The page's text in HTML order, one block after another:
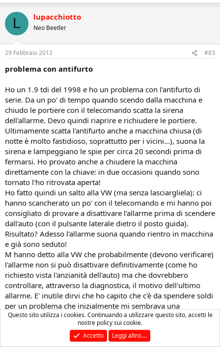
L lupacchiotto
Neo Beetler
29 Febbraio 2012 #83
problema con antifurto
Ho un 1.9 tdi del 1998 e ho un problema con l'antifurto di
serie. Da un po' di tempo quando scendo dalla macchina e
chiudo le portiere con il telecomando scatta la sirena
dell'allarme. Devo quindi riaprire e richiudere le portiere.
Ultimamente scatta l'antifurto anche a macchina chiusa (di
notte è molto fastidioso, soprattutto per i vicini...), suona la
sirena e lampeggiano le spie per circa 20 secondi prima di
fermarsi. Ho provato anche a chiudere la macchina
direttamente con la chiave: in due occasioni quando sono
tornato l'ho ritrovata aperta!
Ho fatto quindi un salto alla VW (ma senza lasciargliela): ci
hanno scancherato un po' con il telecomando e mi hanno poi
consigliato di provare a disattivare l'allarme prima di scendere
dall'auto (con il pulsante laterale dietro il posto guida).
Risultato? Adesso l'allarme suona quando rientro in macchina
e già sono seduto!
M hanno detto alla VW che probabilmente (devono verificare)
l'allarme non si può disattivare definitivamente (come ho
richiesto vista l'anzianità dell'auto) ma che dovrebbero
controllare, attraverso la diagnostica, il motivo dell'ultimo
allarme. E' inutile dirvi che ho capito che c'è da spendere soldi
per un problema che inizialmente mi sembrava una
sciocchezza...
Qualcuno ha avuto un'esperienza simile? grazie
Questo sito utilizza i cookies. Continuando a utilizzare questo sito, accetti le
nostre policy sui cookie.
Accetto
Leggi altro....